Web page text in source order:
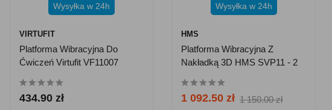
Wysyłka w 24h
VIRTUFIT
Platforma Wibracyjna Do
Ćwiczeń Virtufit VF11007
434.90 zł
Wysyłka w 24h
HMS
Platforma Wibracyjna Z
Nakładką 3D HMS SVP11 - 2
1 092.50 zł 1 150.00 zł